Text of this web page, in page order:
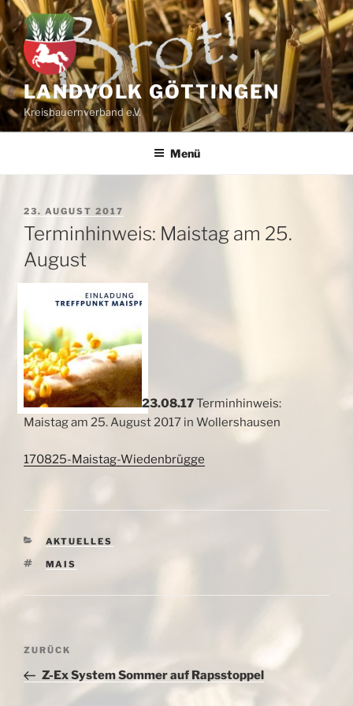
Zum
Inhalt
springen
LANDVOLK GÖTTINGEN
Kreisbauernverband e.V.
Menü
VERÖFFENTLICHT
AM
23. AUGUST 2017
Terminhinweis: Maistag am 25.
August
23.08.17Terminhinweis:
Maistag am 25. August 2017 in Wollershausen
170825-Maistag-Wiedenbrügge
KATEGORIEN
AKTUELLES
SCHLAGWÖRTER
MAIS
Beitragsnavigation
Vorheriger
Beitrag
ZURÜCK
Z-Ex System Sommer auf Rapsstoppel